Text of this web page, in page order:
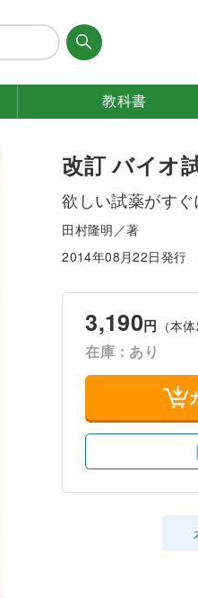
教科書
改訂 バイオ
欲しい試薬がす
田村隆明／著
2014年08月22日発行
3,190円 （本
在庫：あり